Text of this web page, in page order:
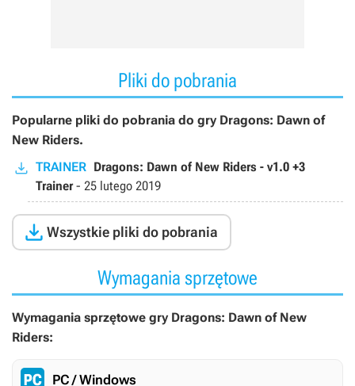
Pliki do pobrania
Popularne pliki do pobrania do gry Dragons: Dawn of
New Riders.
TRAINER Dragons: Dawn of New Riders - v1.0 +3
Trainer- 25 lutego 2019
 Wszystkie pliki do pobrania
Wymagania sprzętowe
Wymagania sprzętowe gry Dragons: Dawn of New
Riders:
PC / Windows